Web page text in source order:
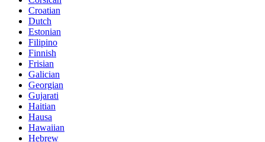
Croatian
Dutch
Estonian
Filipino
Finnish
Frisian
Galician
Georgian
Gujarati
Haitian
Hausa
Hawaiian
Hebrew